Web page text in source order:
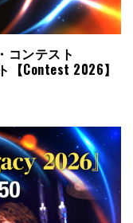
コンテスト
【Contest 2026】